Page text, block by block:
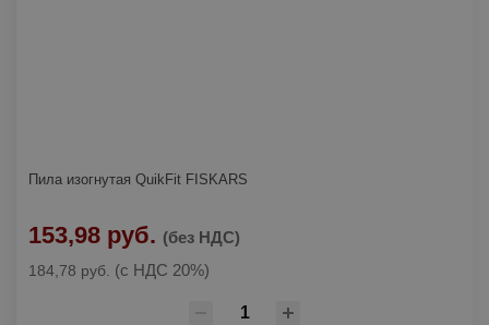
Пила изогнутая QuikFit FISKARS
153,98 руб. (без НДС)
184,78 руб. (с НДС 20%)